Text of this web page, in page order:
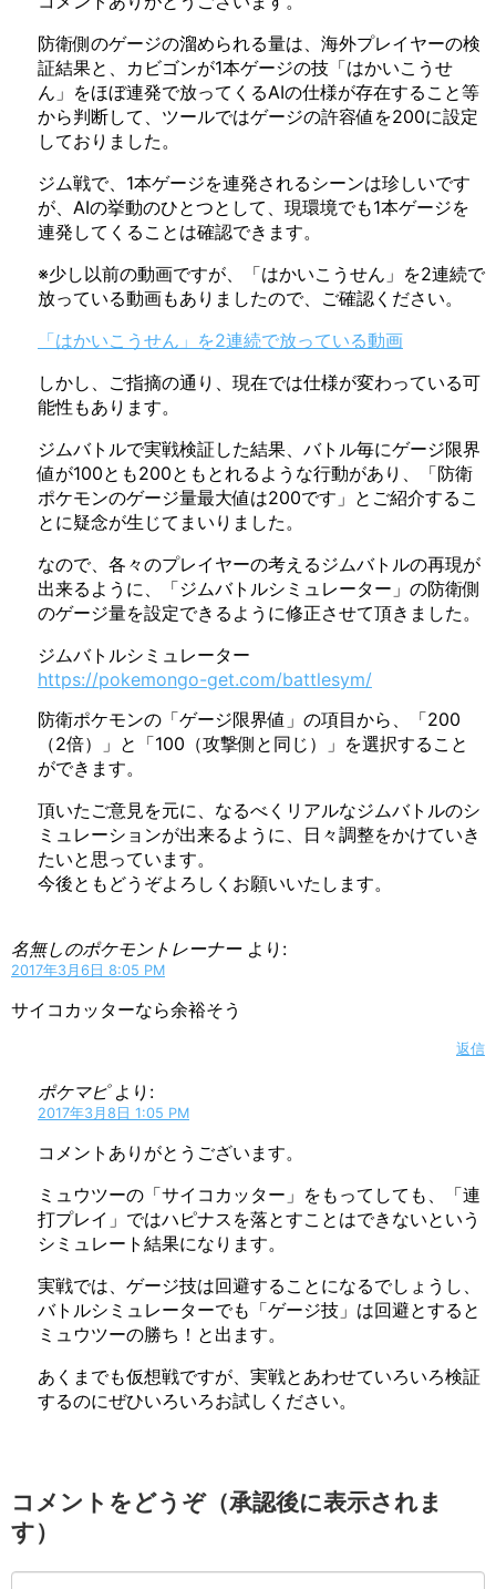
防衛側のゲージの溜められる量は、海外プレイヤーの検
証結果と、カビゴンが1本ゲージの技「はかいこうせ
ん」をほぼ連発で放ってくるAIの仕様が存在すること等
から判断して、ツールではゲージの許容値を200に設定
しておりました。
ジム戦で、1本ゲージを連発されるシーンは珍しいです
が、AIの挙動のひとつとして、現環境でも1本ゲージを
連発してくることは確認できます。
※少し以前の動画ですが、「はかいこうせん」を2連続で
放っている動画もありましたので、ご確認ください。
「はかいこうせん」を2連続で放っている動画
しかし、ご指摘の通り、現在では仕様が変わっている可
能性もあります。
ジムバトルで実戦検証した結果、バトル毎にゲージ限界
値が100とも200ともとれるような行動があり、「防衛
ポケモンのゲージ量最大値は200です」とご紹介するこ
とに疑念が生じてまいりました。
なので、各々のプレイヤーの考えるジムバトルの再現が
出来るように、「ジムバトルシミュレーター」の防衛側
のゲージ量を設定できるように修正させて頂きました。
ジムバトルシミュレーター
https://pokemongo-get.com/battlesym/
防衛ポケモンの「ゲージ限界値」の項目から、「200
（2倍）」と「100（攻撃側と同じ）」を選択すること
ができます。
頂いたご意見を元に、なるべくリアルなジムバトルのシ
ミュレーションが出来るように、日々調整をかけていき
たいと思っています。
今後ともどうぞよろしくお願いいたします。
名無しのポケモントレーナー より:
2017年3月6日 8:05 PM
サイコカッターなら余裕そう
返信
ポケマピ より:
2017年3月8日 1:05 PM
コメントありがとうございます。
ミュウツーの「サイコカッター」をもってしても、「連
打プレイ」ではハピナスを落とすことはできないという
シミュレート結果になります。
実戦では、ゲージ技は回避することになるでしょうし、
バトルシミュレーターでも「ゲージ技」は回避とすると
ミュウツーの勝ち！と出ます。
あくまでも仮想戦ですが、実戦とあわせていろいろ検証
するのにぜひいろいろお試しください。
コメントをどうぞ（承認後に表示されま
す）